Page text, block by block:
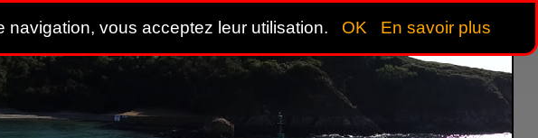
vous acceptez leur utilisation. OK En savoir plus